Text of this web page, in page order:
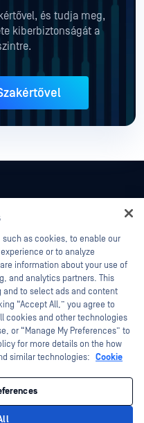
és tudja meg,
kiberbiztonságát a
MetaDefender, Metascan,
Device., OPSWAT , Protecting the
InQuest, az InQuest logó,
Hunt az OPSWAT védjegyei. A
tulajdonát képezik.
adatvédelmi választási
as cookies, to enable our
or to analyze
information about your use of
and analytics partners. This
to select ads and content
“Accept All,” you agree to
cookies and other technologies
or “Manage My Preferences” to
for more details on the how
similar technologies: Cookie
virtual assistant.
you secure what's critical